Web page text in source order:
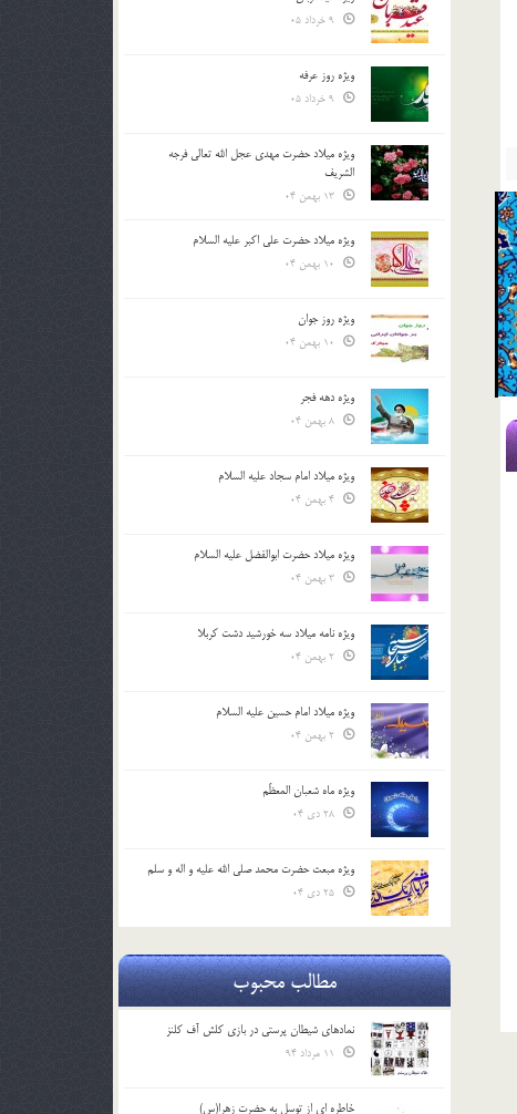
ویژه روز عرفه
ویژه میلاد حضرت مهدی عجل الله تعالی فرجه
الشريف
ویژه میلاد حضرت علی اکبر علیه السلام
ویژه روز جوان
ویژه دهه فجر
ویژه میلاد امام سجاد علیه السلام
ویژه میلاد حضرت ابوالفضل علیه السلام
ویژه نامه میلاد سه خورشید دشت کربلا
ویژه میلاد امام حسین علیه السلام
ویژه ماه شعبان المعظّم
ویژه مبعث حضرت محمد صلی الله علیه و اله و سلم
مطالب محبوب
نمادهای شیطان پرستی در بازی کلش آف کلنز
خاطره ای از توسل به حضرت زهرا(س)